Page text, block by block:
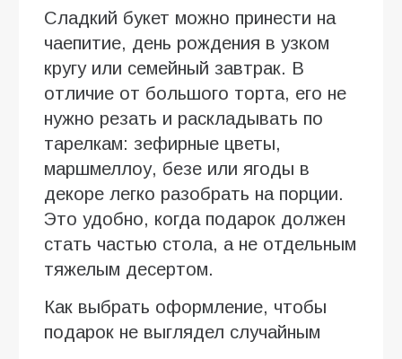
Сладкий букет можно принести на
чаепитие, день рождения в узком
кругу или семейный завтрак. В
отличие от большого торта, его не
нужно резать и раскладывать по
тарелкам: зефирные цветы,
маршмеллоу, безе или ягоды в
декоре легко разобрать на порции.
Это удобно, когда подарок должен
стать частью стола, а не отдельным
тяжелым десертом.
Как выбрать оформление, чтобы
подарок не выглядел случайным